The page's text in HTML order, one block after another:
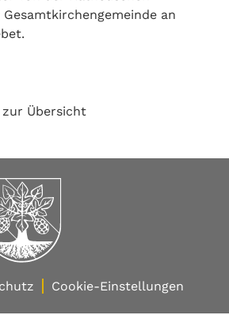
an
zur Übersicht
Cookie-Einstellungen